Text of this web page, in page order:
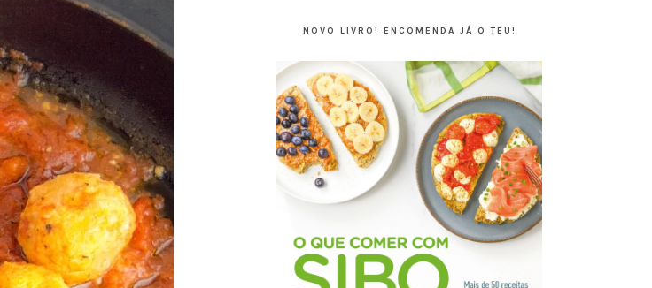
NOVO LIVRO! ENCOMENDA JÁ O TEU!